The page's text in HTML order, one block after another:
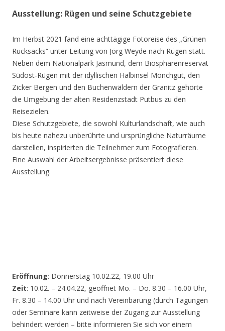
Ausstellung: Rügen und seine Schutzgebiete
Im Herbst 2021 fand eine achttägige Fotoreise des „Grünen
Rucksacks“ unter Leitung von Jörg Weyde nach Rügen statt.
Neben dem Nationalpark Jasmund, dem Biosphärenreservat
Südost-Rügen mit der idyllischen Halbinsel Mönchgut, den
Zicker Bergen und den Buchenwäldern der Granitz gehörte
die Umgebung der alten Residenzstadt Putbus zu den
Reisezielen.
Diese Schutzgebiete, die sowohl Kulturlandschaft, wie auch
bis heute nahezu unberührte und ursprüngliche Naturräume
darstellen, inspirierten die Teilnehmer zum Fotografieren.
Eine Auswahl der Arbeitsergebnisse präsentiert diese
Ausstellung.
Eröffnung: Donnerstag 10.02.22, 19.00 Uhr
Zeit: 10.02. – 24.04.22, geöffnet Mo. – Do. 8.30 – 16.00 Uhr,
Fr. 8.30 – 14.00 Uhr und nach Vereinbarung (durch Tagungen
oder Seminare kann zeitweise der Zugang zur Ausstellung
behindert werden – bitte informieren Sie sich vor einem